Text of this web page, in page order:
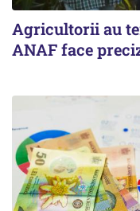
Agricultorii au
ANAF face